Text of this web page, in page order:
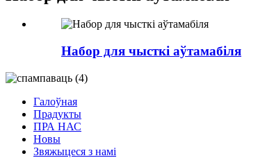
Набор для чысткі аўтамабіля
Галоўная
Прадукты
ПРА НАС
Новы
Звяжыцеся з намі